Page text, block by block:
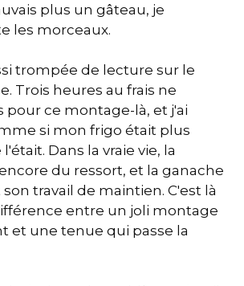
plus un gâteau, je
les morceaux.
trompée de lecture sur le
Trois heures au frais ne
pour ce montage-là, et j'ai
si mon frigo était plus
Dans la vraie vie, la
du ressort, et la ganache
son travail de maintien. C'est là
entre un joli montage
et une tenue qui passe la